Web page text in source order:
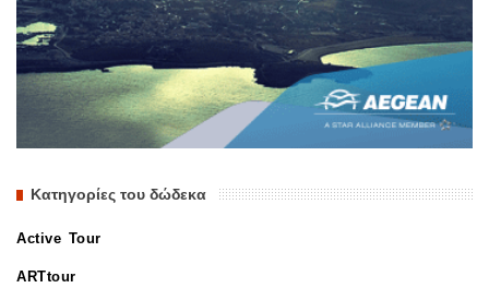
Κατηγορίες του δώδεκα
Active Tour
ARTtour